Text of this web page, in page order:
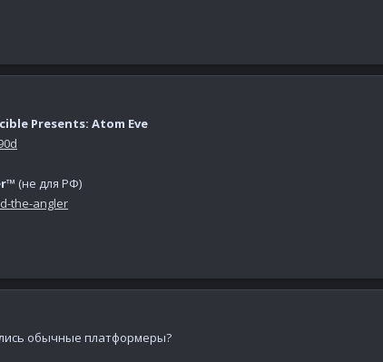
Presents: Atom Eve
(не для РФ)
the-angler
обычные платформеры?